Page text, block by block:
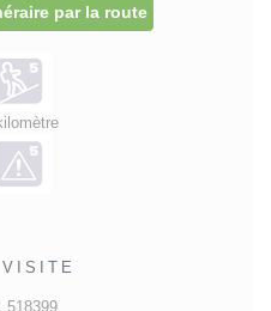
par la route